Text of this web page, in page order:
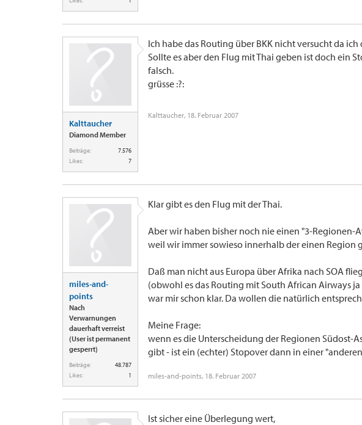
Kalttaucher
Diamond Member
Beiträge:
7.576
Likes:
7
Ich habe das Routing über BKK nicht versucht da
Sollte es aber den Flug mit Thai geben ist doch ein
falsch.
grüsse :?:
Kalttaucher, 18. Februar 2007
miles-and-
points
Nach
Verwarnungen
dauerhaft verreist
(User ist permanent
gesperrt)
Beiträge:
48.787
Likes:
1
Klar gibt es den Flug mit der Thai.
Aber wir haben bisher noch nie einen "3-Regionen-
weil wir immer sowieso innerhalb der einen Region
Daß man nicht aus Europa über Afrika nach SOA
(obwohl es das Routing mit South African Airways
war mir schon klar. Da wollen die natürlich
Meine Frage:
wenn es die Unterscheidung der Regionen Südost-
gibt - ist ein (echter) Stopover dann in einer
miles-and-points, 18. Februar 2007
Ist sicher eine Überlegung wert,